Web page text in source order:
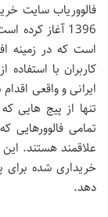
فالووریاب سایت
1396 آغاز
است که در زمینه
کاربران با استفاده
ایرانی و واقعی
تنها از پیج
تمامی
علاقمند هستند.
خریداری شده برای
دهد.